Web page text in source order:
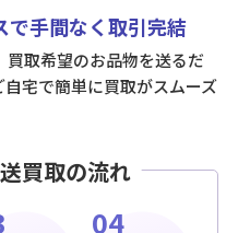
で手間なく取引完結
取希望のお品物を送るだ
宅で簡単に買取がスムーズ
買取の流れ